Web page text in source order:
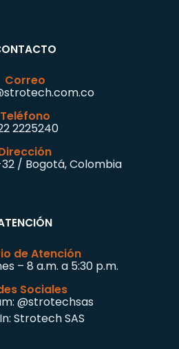
Correo
Teléfono
2225240
/ Bogotá, Colombia
de Atención
– 8 a.m. a 5:30 p.m.
Sociales
@strotechsas
Strotech SAS